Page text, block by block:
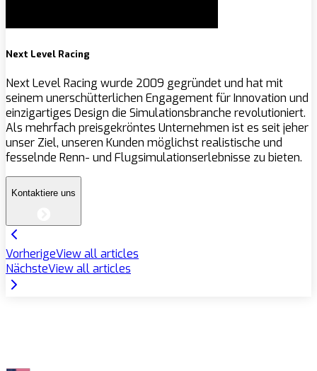
Next Level Racing
Next Level Racing wurde 2009 gegründet und hat mit
seinem unerschütterlichen Engagement für Innovation und
einzigartiges Design die Simulationsbranche revolutioniert.
Als mehrfach preisgekröntes Unternehmen ist es seit jeher
unser Ziel, unseren Kunden möglichst realistische und
fesselnde Renn- und Flugsimulationserlebnisse zu bieten.
Kontaktiere uns
VorherigeView all articles
NächsteView all articles